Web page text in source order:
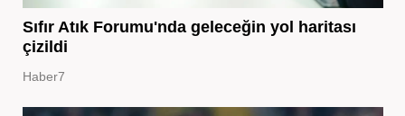
Sıfır Atık Forumu'nda geleceğin yol haritası
çizildi
Haber7